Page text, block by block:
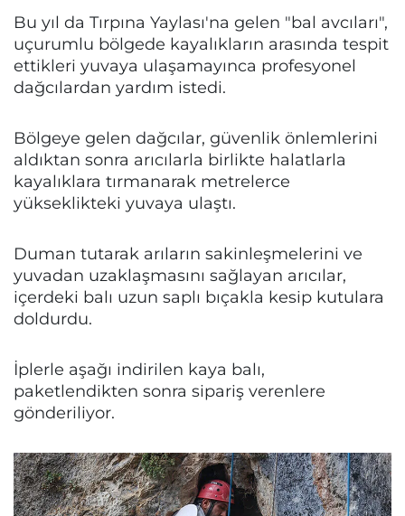
Bu yıl da Tırpına Yaylası'na gelen "bal avcıları",
uçurumlu bölgede kayalıkların arasında tespit
ettikleri yuvaya ulaşamayınca profesyonel
dağcılardan yardım istedi.
Bölgeye gelen dağcılar, güvenlik önlemlerini
aldıktan sonra arıcılarla birlikte halatlarla
kayalıklara tırmanarak metrelerce
yükseklikteki yuvaya ulaştı.
Duman tutarak arıların sakinleşmelerini ve
yuvadan uzaklaşmasını sağlayan arıcılar,
içerdeki balı uzun saplı bıçakla kesip kutulara
doldurdu.
İplerle aşağı indirilen kaya balı,
paketlendikten sonra sipariş verenlere
gönderiliyor.